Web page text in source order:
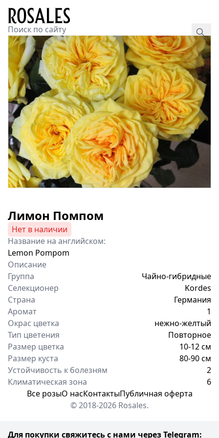
Лимон Помпом
Нет в наличии
Название на английском:
Lemon Pompom
Описание
Группа
Чайно-гибридные
Селекционер
Kordes
Страна
Германия
Аромат
1
Окрас цветка
нежно-желтый
Тип цветения
Повторное
Размер цветка
10-12 см
Размер куста
80-90 см
Устойчивость к болезням
2
Климатическая зона
6
Для покупки свяжитесь с нами через Telegram:
Все розыО насКонтактыПубличная оферта
© 2018-2026 Rosales.